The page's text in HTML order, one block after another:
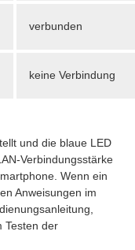
verbunden
keine Verbindung
und die blaue LED
Verbindungsstärke
Wenn ein
Anweisungen im
Testen der